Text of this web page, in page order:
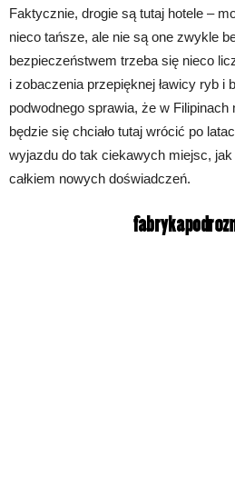
Faktycznie, drogie są tutaj hotele –
nieco tańsze, ale nie są one zwykle
bezpieczeństwem trzeba się nieco
i zobaczenia przepięknej ławicy ryb i
podwodnego sprawia, że w
będzie się chciało tutaj wrócić po
wyjazdu do tak ciekawych miejsc,
całkiem nowych doświadczeń.